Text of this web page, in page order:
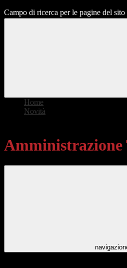
Campo di ricerca per le pagine del sito
Home
Novità
Amministrazione